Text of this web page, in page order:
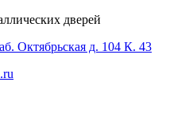
дверей
Октябрьская д. 104 К. 43